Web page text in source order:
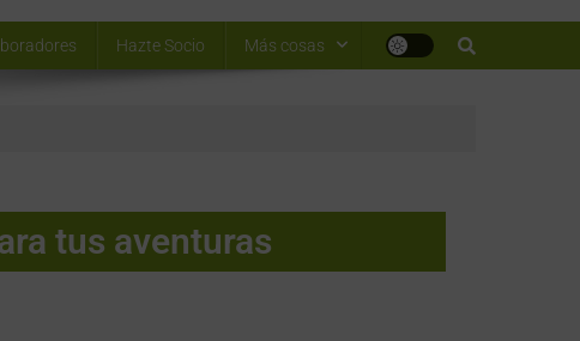
Hazte Socio Más cosas
tus aventuras